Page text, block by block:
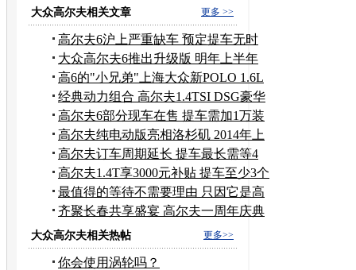
更多 >>
大众高尔夫相关文章
高尔夫6沪上严重缺车 预定提车无时
限
大众高尔夫6推出升级版 明年上半年
量产
高6的"小兄弟"上海大众新POLO 1.6L
图解
经典动力组合 高尔夫1.4TSI DSG豪华
型
高尔夫6部分现车在售 提车需加1万装
潢
高尔夫纯电动版亮相洛杉矶 2014年上
市
高尔夫订车周期延长 提车最长需等4
个月
高尔夫1.4T享3000元补贴 提车至少3个
月
最值得的等待不需要理由 只因它是高
尔夫
齐聚长春共享盛宴 高尔夫一周年庆典
侧记
更多>>
大众高尔夫相关热帖
你会使用涡轮吗？